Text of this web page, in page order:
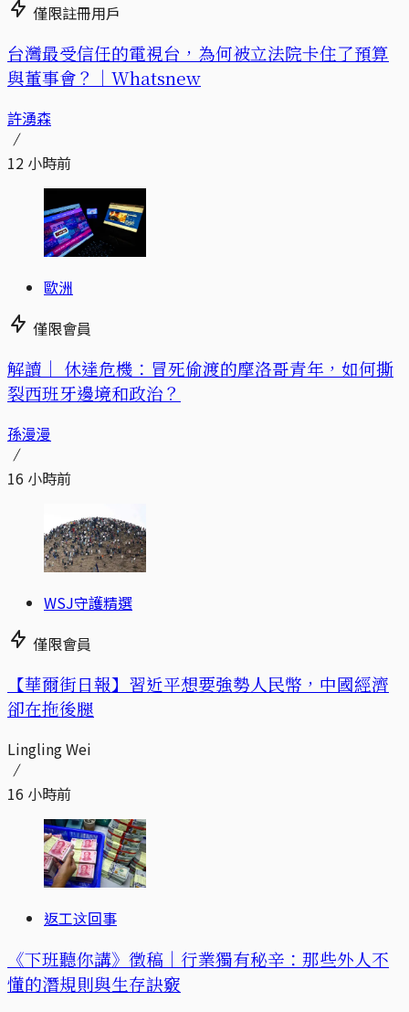
僅限註冊用戶
台灣最受信任的電視台，為何被立法院卡住了預算
與董事會？｜Whatsnew
許湧森
12 小時前
歐洲
僅限會員
解讀｜ 休達危機：冒死偷渡的摩洛哥青年，如何撕
裂西班牙邊境和政治？
孫漫漫
16 小時前
WSJ守護精選
僅限會員
【華爾街日報】習近平想要強勢人民幣，中國經濟
卻在拖後腿
Lingling Wei
16 小時前
返工这回事
《下班聽你講》徵稿｜行業獨有秘辛：那些外人不
懂的潛規則與生存訣竅